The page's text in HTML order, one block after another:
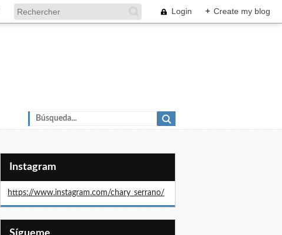
Login + Create my blog
Instagram
https://www.instagram.com/chary_serrano/